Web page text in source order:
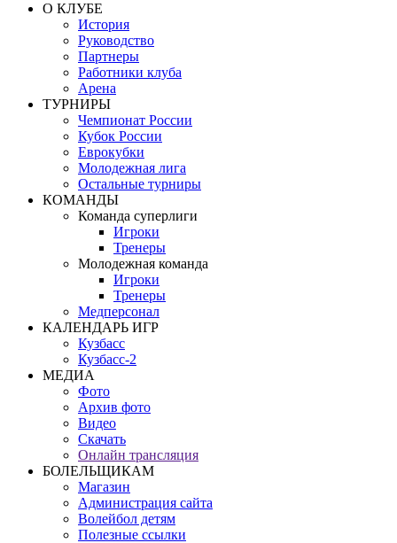
О КЛУБЕ
История
Руководство
Партнеры
Работники клуба
Арена
ТУРНИРЫ
Чемпионат России
Кубок России
Еврокубки
Молодежная лига
Остальные турниры
КОМАНДЫ
Команда суперлиги
Игроки
Тренеры
Молодежная команда
Игроки
Тренеры
Медперсонал
КАЛЕНДАРЬ ИГР
Кузбасс
Кузбасс-2
МЕДИА
Фото
Архив фото
Видео
Скачать
Онлайн трансляция
БОЛЕЛЬЩИКАМ
Магазин
Администрация сайта
Волейбол детям
Полезные ссылки